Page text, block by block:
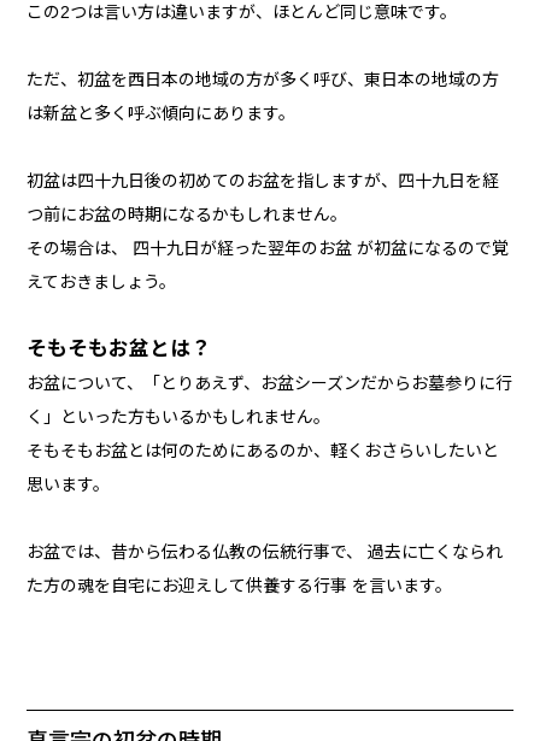
この2つは言い方は違いますが、ほとんど同じ意味です。
ただ、初盆を西日本の地域の方が多く呼び、東日本の地域の方
は新盆と多く呼ぶ傾向にあります。
初盆は四十九日後の初めてのお盆を指しますが、四十九日を経
つ前にお盆の時期になるかもしれません。
その場合は、 四十九日が経った翌年のお盆 が初盆になるので覚
えておきましょう。
そもそもお盆とは？
お盆について、「とりあえず、お盆シーズンだからお墓参りに行
く」といった方もいるかもしれません。
そもそもお盆とは何のためにあるのか、軽くおさらいしたいと
思います。
お盆では、昔から伝わる仏教の伝統行事で、 過去に亡くなられ
た方の魂を自宅にお迎えして供養する行事 を言います。